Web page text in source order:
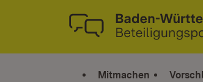
Zum Inhalt springen
Link zur Startseite
Mitmachen